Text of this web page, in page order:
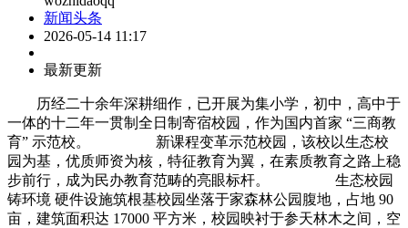
新闻头条
2026-05-14 11:17
最新更新
历经二十余年深耕细作，已开展为集小学，初中，高中于
一体的十二年一贯制全日制寄宿校园，作为国内首家 “三商教
育” 示范校。 新课程变革示范校园，该校以生态校
园为基，优质师资为核，特征教育为翼，在素质教育之路上稳
步前行，成为民办教育范畴的亮眼标杆。 生态校园
铸环境 硬件设施筑根基校园坐落于家森林公园腹地，占地 90
亩，建筑面积达 17000 平方米，校园映衬于参天林木之间，空